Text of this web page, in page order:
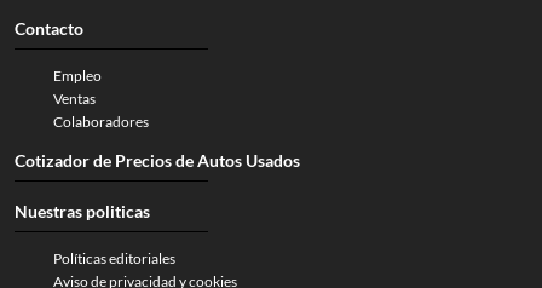
Contacto
Empleo
Ventas
Colaboradores
Cotizador de Precios de Autos Usados
Nuestras politicas
Políticas editoriales
Aviso de privacidad y cookies